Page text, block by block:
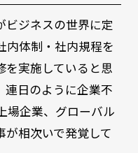
ビジネスの世界に定
内体制・社内規程を
を実施していると思
連日のように企業不
場企業、グローバル
相次いで発覚して